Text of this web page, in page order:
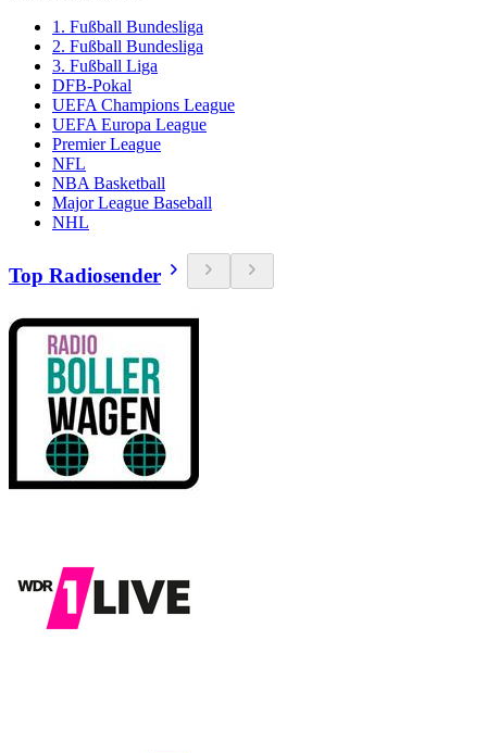
1. Fußball Bundesliga
2. Fußball Bundesliga
3. Fußball Liga
DFB-Pokal
UEFA Champions League
UEFA Europa League
Premier League
NFL
NBA Basketball
Major League Baseball
NHL
Top Radiosender